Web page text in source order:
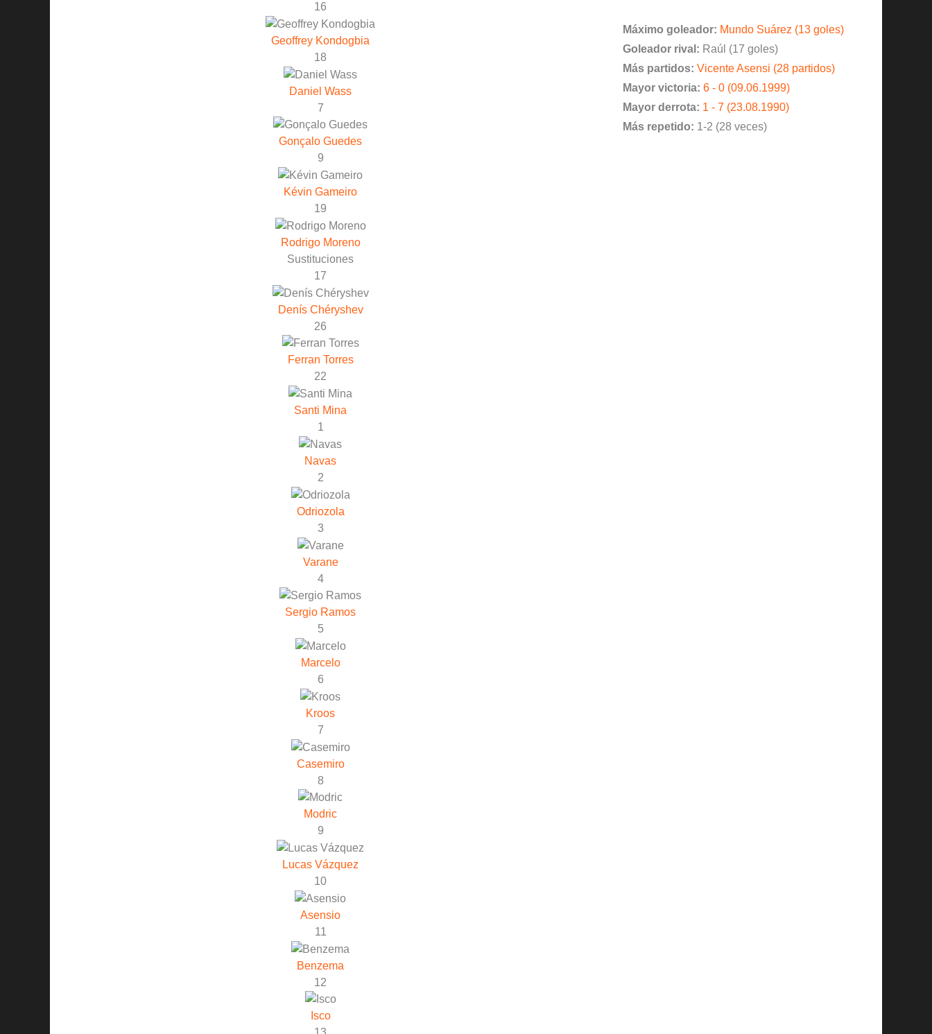
16
Geoffrey Kondogbia
18
Daniel Wass
7
Gonçalo Guedes
9
Kévin Gameiro
19
Rodrigo Moreno
Sustituciones
17
Denís Chéryshev
26
Ferran Torres
22
Santi Mina
1
Navas
2
Odriozola
3
Varane
4
Sergio Ramos
5
Marcelo
6
Kroos
7
Casemiro
8
Modric
9
Lucas Vázquez
10
Asensio
11
Benzema
12
Isco
Máximo goleador: Mundo Suárez (13 goles)
Goleador rival: Raúl (17 goles)
Más partidos: Vicente Asensi (28 partidos)
Mayor victoria: 6 - 0 (09.06.1999)
Mayor derrota: 1 - 7 (23.08.1990)
Más repetido: 1-2 (28 veces)